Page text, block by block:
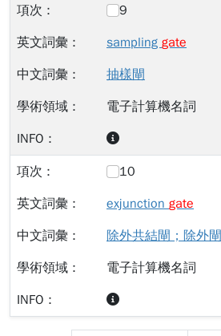
9
sampling gate
抽樣閘
電子計算機名詞
10
exjunction gate
除外共結閘；除外閘
電子計算機名詞